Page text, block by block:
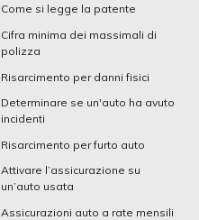
Come si legge la patente
Cifra minima dei massimali di
polizza
Risarcimento per danni fisici
Determinare se un'auto ha avuto
incidenti
Risarcimento per furto auto
Attivare l’assicurazione su
un’auto usata
Assicurazioni auto a rate mensili